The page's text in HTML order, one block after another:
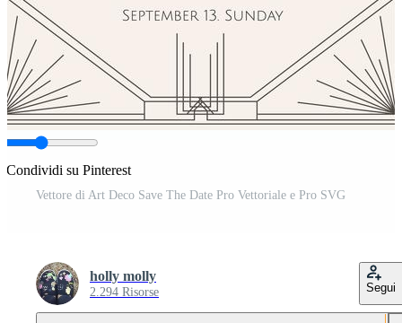
Condividi su Pinterest
Vettore di Art Deco Save The Date Pro Vettoriale e Pro SVG
holly molly
2.294 Risorse Segui